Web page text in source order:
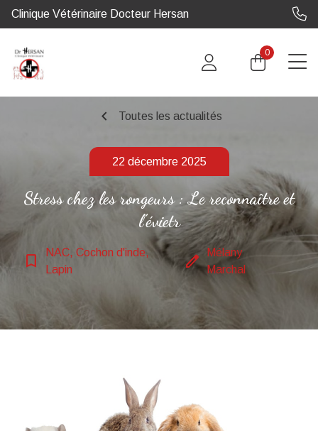
Clinique Vétérinaire Docteur Hersan
0
chevron_left Toutes les actualités
22 décembre 2025
Stress chez les rongeurs : Le reconnaître et
l'évietr
bookmark_border
NAC, Cochon d'inde,
Lapin
edit
Mélany
Marchal